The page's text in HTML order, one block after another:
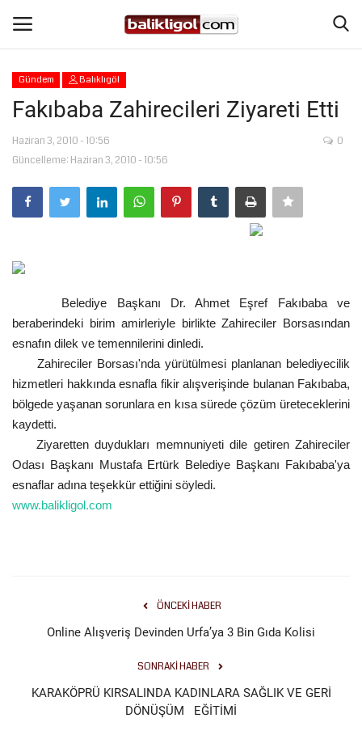
Giriş Yap
Anasayfa
Köşe Yazıları
Şanlıurfa
Spor
Gündem
Tekno Bilim
Ekonomi
Siyaset
Künye
Gündem Balıklıgöl
Fakıbaba Zahirecileri Ziyareti Etti
Haziran 3, 2010 - 10:56
Güncelleme: Haziran 3, 2010 - 10:56
0
Belediye Başkanı Dr. Ahmet Eşref Fakıbaba ve
beraberindeki birim amirleriyle birlikte Zahireciler Borsasından
esnafın dilek ve temennilerini dinledi.
Zahireciler Borsası'nda yürütülmesi planlanan belediyecilik
hizmetleri hakkında esnafla fikir alışverişinde bulanan Fakıbaba,
bölgede yaşanan sorunlara en kısa sürede çözüm üreteceklerini
kaydetti.
Ziyaretten duydukları memnuniyeti dile getiren Zahireciler
Odası Başkanı Mustafa Ertürk Belediye Başkanı Fakıbaba'ya
esnaflar adına teşekkür ettiğini söyledi.
www.balikligol.com
ÖNCEKI HABER
Online Alışveriş Devinden Urfa’ya 3 Bin Gıda Kolisi
SONRAKI HABER
KARAKÖPRÜ KIRSALINDA KADINLARA SAĞLIK VE GERİ
DÖNÜŞÜM EĞİTİMİ